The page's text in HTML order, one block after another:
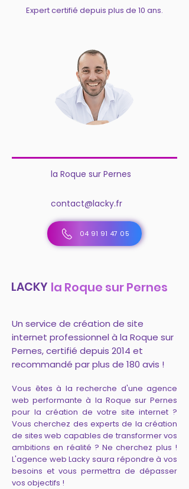
Expert certifié depuis plus de 10 ans.
la Roque sur Pernes
contact@lacky.fr
04 91 91 47 05
LACKY la Roque sur Pernes
Un service de création de site
internet professionnel à la Roque sur
Pernes, certifié depuis 2014 et
recommandé par plus de 180 avis !
Vous êtes à la recherche d'une agence
web performante à la Roque sur Pernes
pour la création de votre site internet ?
Vous cherchez des experts de la création
de sites web capables de transformer vos
ambitions en réalité ? Ne cherchez plus !
L'agence web Lacky saura répondre à vos
besoins et vous permettra de dépasser
vos objectifs !